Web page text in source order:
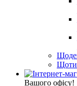
Вашого офісу!